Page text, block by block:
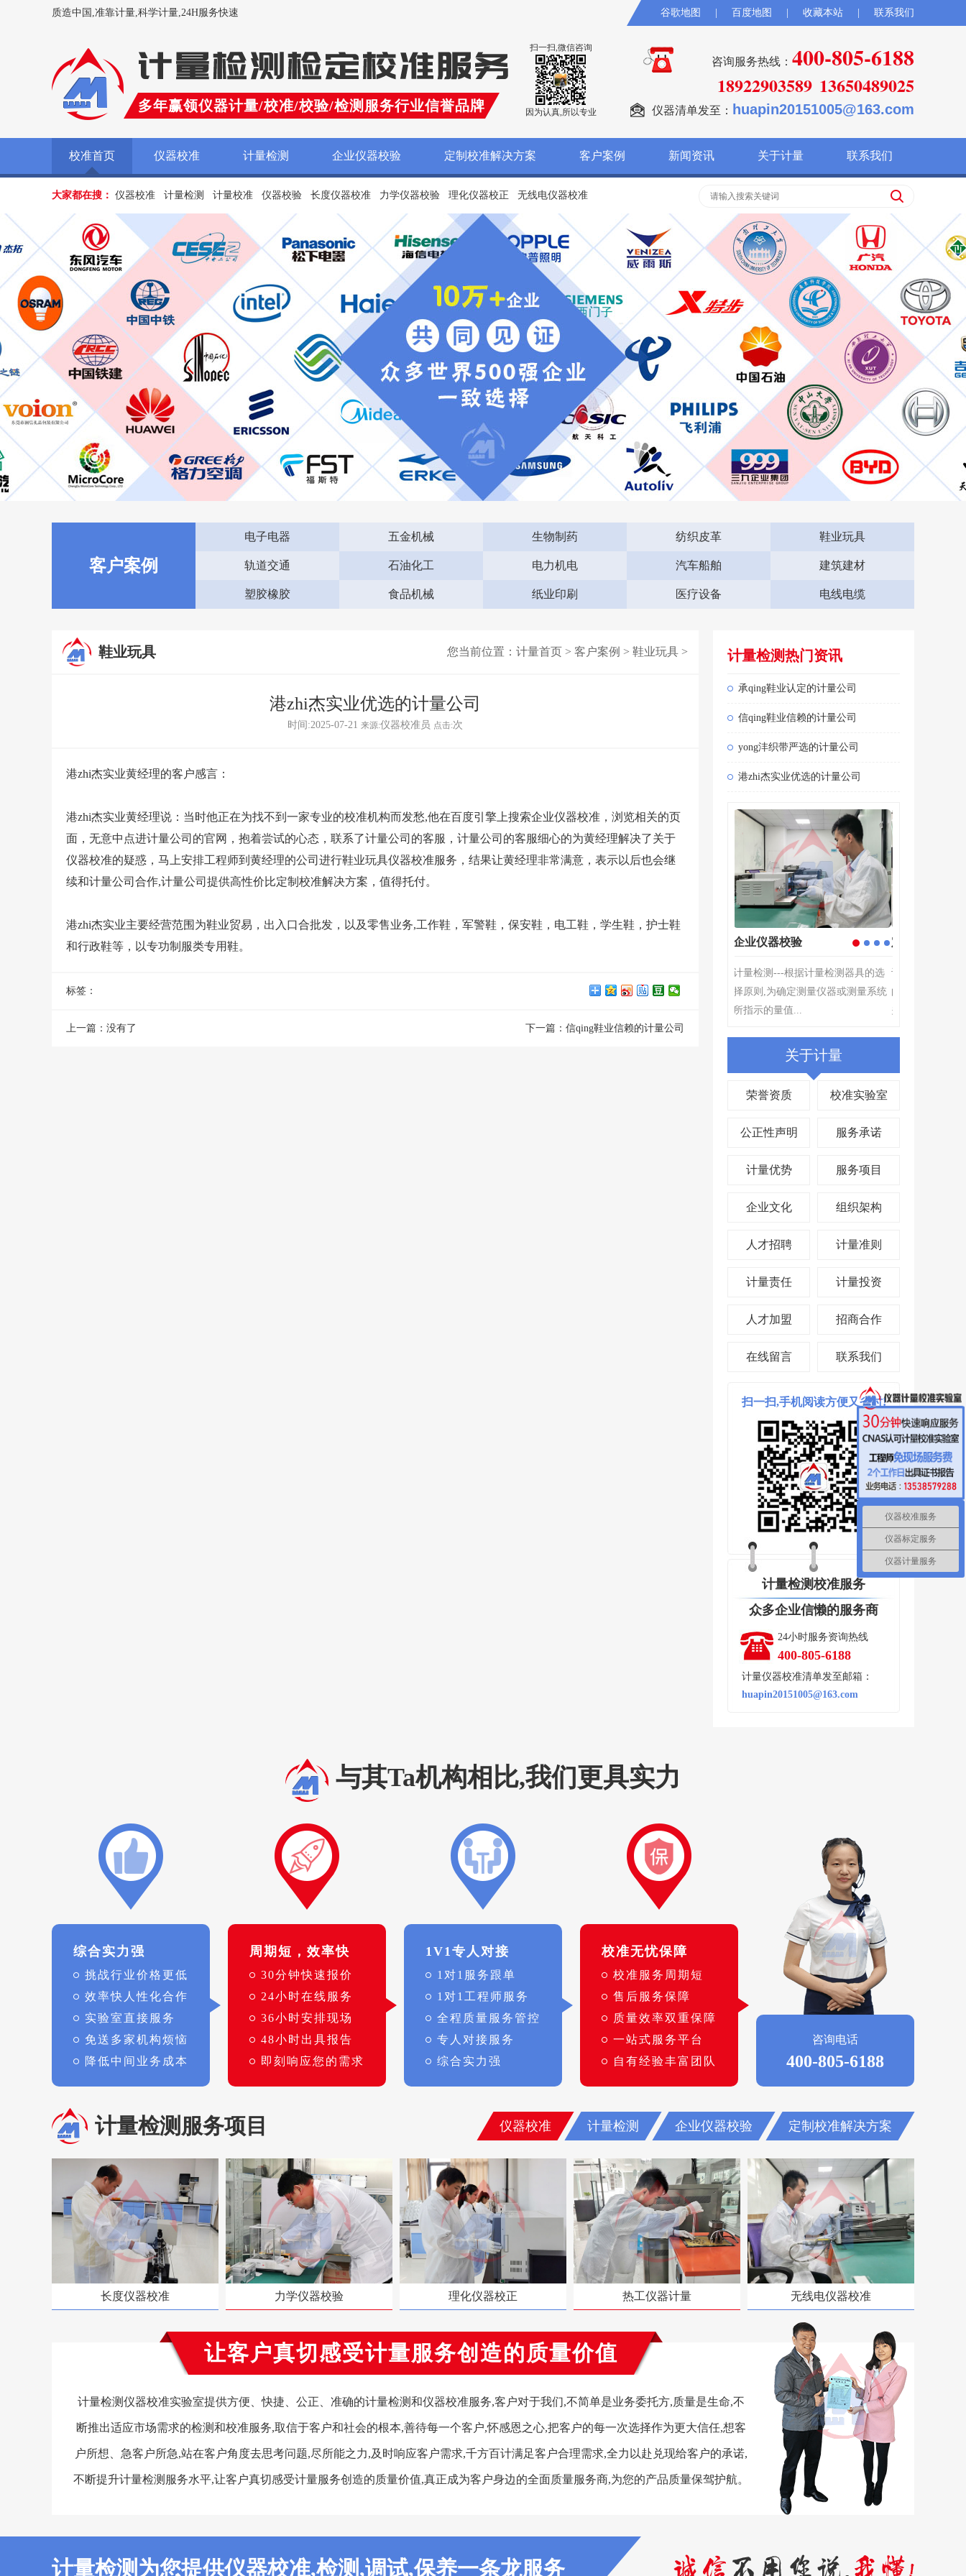
质造中国,准靠计量,科学计量,24H服务快速 谷歌地图 百度地图 收藏本站 联系我们
多年赢领仪器计量/校准/校验/检测服务行业信誉品牌
扫一扫,微信咨询
因为认真,所以专业
咨询服务热线： 400-805-6188
18922903589 13650489025
仪器清单发至： huapin20151005@163.com
校准首页 仪器校准 计量检测 企业仪器校验 定制校准解决方案 客户案例 新闻资讯 关于计量 联系我们
大家都在搜： 仪器校准 计量检测 计量校准 仪器校验 长度仪器校准 力学仪器校验 理化仪器校正 无线电仪器校准
客户案例
电子电器 五金机械 生物制药 纺织皮革 鞋业玩具
轨道交通 石油化工 电力机电 汽车船舶 建筑建材
塑胶橡胶 食品机械 纸业印刷 医疗设备 电线电缆
您当前位置： 计量首页 > 客户案例 > 鞋业玩具 >
鞋业玩具
港zhi杰实业优选的计量公司
时间:2025-07-21 来源:仪器校准员 点击:次
港zhi杰实业黄经理的客户感言：
港zhi杰实业黄经理说：当时他正在为找不到一家专业的校准机构而发愁,他在百度引擎上搜索企业仪器校准 ，浏览相关的页
面，无意中点进计量公司的官网，抱着尝试的心态，联系了计量公司的客服，计量公司的客服细心的为黄经理解决了关于
仪器校准的疑惑，马上安排工程师到黄经理的公司进行鞋业玩具仪器校准服务，结果让黄经理非常满意，表示以后也会继
续和计量公司合作,计量公司提供高性价比定制校准解决方案，值得托付。
港zhi杰实业主要经营范围为鞋业贸易，出入口合批发，以及零售业务,工作鞋，军警鞋，保安鞋，电工鞋，学生鞋，护士鞋
和行政鞋等，以专功制服类专用鞋。
标签：
上一篇：没有了 下一篇： 信qing鞋业信赖的计量公司
计量检测热门资讯
承qing鞋业认定的计量公司
信qing鞋业信赖的计量公司
yong沣织带严选的计量公司
港zhi杰实业优选的计量公司
1
仪器校准
仪器校准是仪器设备管理中非常重
要的环节,评定测量装置的示值误差,
确保量值准确,其目的在...
关于计量
荣誉资质 校准实验室
公正性声明 服务承诺
计量优势 服务项目
企业文化 组织架构
人才招聘 计量准则
计量责任 计量投资
人才加盟 招商合作
在线留言 联系我们
扫一扫,手机阅读方便又省时!
计量检测校准服务
众多企业信懒的服务商
24小时服务资询热线
400-805-6188
计量仪器校准清单发至邮箱：
huapin20151005@163.com
与其Ta机构相比,我们更具实力
综合实力强
挑战行业价格更低
效率快人性化合作
实验室直接服务
免送多家机构烦恼
降低中间业务成本
周期短，效率快
30分钟快速报价
24小时在线服务
36小时安排现场
48小时出具报告
即刻响应您的需求
1V1专人对接
1对1服务跟单
1对1工程师服务
全程质量服务管控
专人对接服务
综合实力强
校准无忧保障
校准服务周期短
售后服务保障
质量效率双重保障
一站式服务平台
自有经验丰富团队
咨询电话
400-805-6188
计量检测服务项目 仪器校准 计量检测 企业仪器校验 定制校准解决方案
长度仪器校准 力学仪器校验 理化仪器校正 热工仪器计量 无线电仪器校准
让客户真切感受计量服务创造的质量价值
计量检测仪器校准实验室提供方便、快捷、公正、准确的计量检测和仪器校准服务,客户对于我们,不简单是业务委托方,质量是生命,不
断推出适应市场需求的检测和校准服务,取信于客户和社会的根本,善待每一个客户,怀感恩之心,把客户的每一次选择作为更大信任,想客
户所想、急客户所急,站在客户角度去思考问题,尽所能之力,及时响应客户需求,千方百计满足客户合理需求,全力以赴兑现给客户的承诺,
不断提升计量检测服务水平,让客户真切感受计量服务创造的质量价值,真正成为客户身边的全面质量服务商,为您的产品质量保驾护航。
计量检测为您提供仪器校准,检测,调试,保养一条龙服务
仪器校准服务
仪器标定服务
仪器计量服务